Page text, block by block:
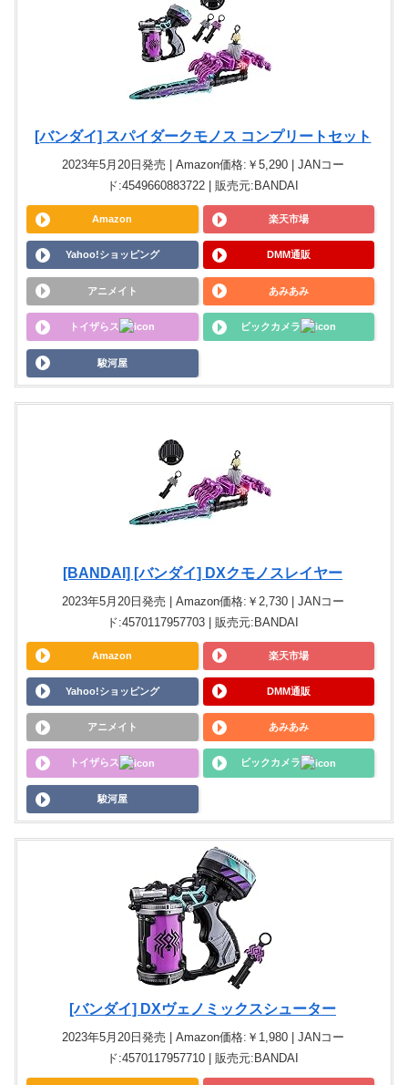
[バンダイ] スパイダークモノス コンプリートセット
2023年5月20日発売 | Amazon価格:￥5,290 | JANコー
ド:4549660883722 | 販売元:BANDAI
Amazon 楽天市場
Yahoo!ショッピング DMM通販
アニメイト あみあみ
トイザらス ビックカメラ
駿河屋
[BANDAI] [バンダイ] DXクモノスレイヤー
2023年5月20日発売 | Amazon価格:￥2,730 | JANコー
ド:4570117957703 | 販売元:BANDAI
Amazon 楽天市場
Yahoo!ショッピング DMM通販
アニメイト あみあみ
トイザらス ビックカメラ
駿河屋
[バンダイ] DXヴェノミックスシューター
2023年5月20日発売 | Amazon価格:￥1,980 | JANコー
ド:4570117957710 | 販売元:BANDAI